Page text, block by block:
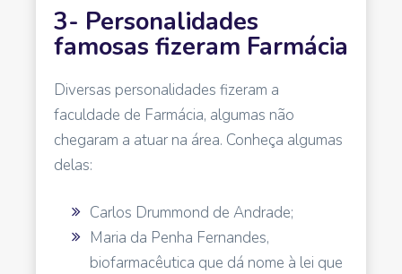
3- Personalidades
famosas fizeram Farmácia
Diversas personalidades fizeram a
faculdade de Farmácia, algumas não
chegaram a atuar na área. Conheça algumas
delas:
Carlos Drummond de Andrade;
Maria da Penha Fernandes,
biofarmacêutica que dá nome à lei que